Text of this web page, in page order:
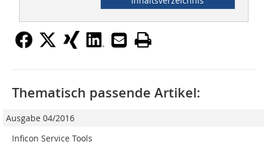
Thematisch passende Artikel:
Ausgabe 04/2016
Inficon Service Tools